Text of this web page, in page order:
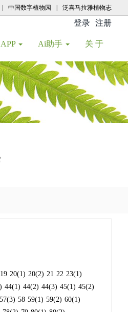
中国数字植物园 泛喜马拉雅植物志
登录 注册
APP Ai助手 关 于
19 20(1) 20(2) 21 22 23(1)
44(1) 44(2) 44(3) 45(1) 45(2)
57(3) 58 59(1) 59(2) 60(1)